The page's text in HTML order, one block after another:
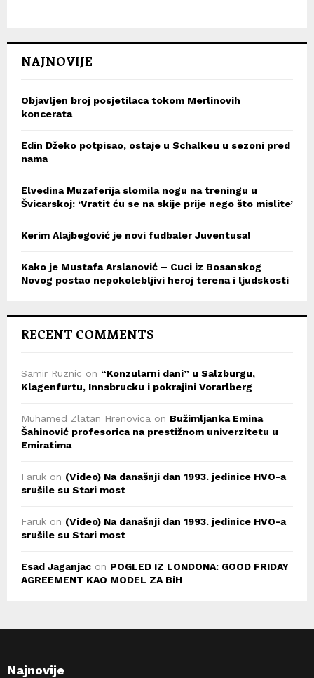
NAJNOVIJE
Objavljen broj posjetilaca tokom Merlinovih
koncerata
Edin Džeko potpisao, ostaje u Schalkeu u sezoni pred
nama
Elvedina Muzaferija slomila nogu na treningu u
Švicarskoj: ‘Vratit ću se na skije prije nego što mislite’
Kerim Alajbegović je novi fudbaler Juventusa!
Kako je Mustafa Arslanović – Cuci iz Bosanskog
Novog postao nepokolebljivi heroj terena i ljudskosti
RECENT COMMENTS
Samir Ruznic on “Konzularni dani” u Salzburgu,
Klagenfurtu, Innsbrucku i pokrajini Vorarlberg
Muhamed Zlatan Hrenovica on Bužimljanka Emina
Šahinović profesorica na prestižnom univerzitetu u
Emiratima
Faruk on (Video) Na današnji dan 1993. jedinice HVO-a
srušile su Stari most
Faruk on (Video) Na današnji dan 1993. jedinice HVO-a
srušile su Stari most
Esad Jaganjac on POGLED IZ LONDONA: GOOD FRIDAY
AGREEMENT KAO MODEL ZA BiH
Najnovije